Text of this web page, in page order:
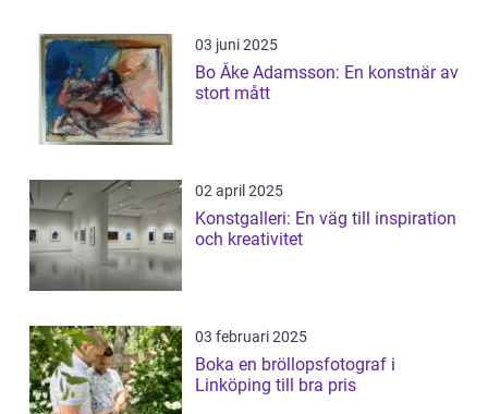
03 juni 2025
Bo Åke Adamsson: En konstnär av
stort mått
02 april 2025
Konstgalleri: En väg till inspiration
och kreativitet
03 februari 2025
Boka en bröllopsfotograf i
Linköping till bra pris